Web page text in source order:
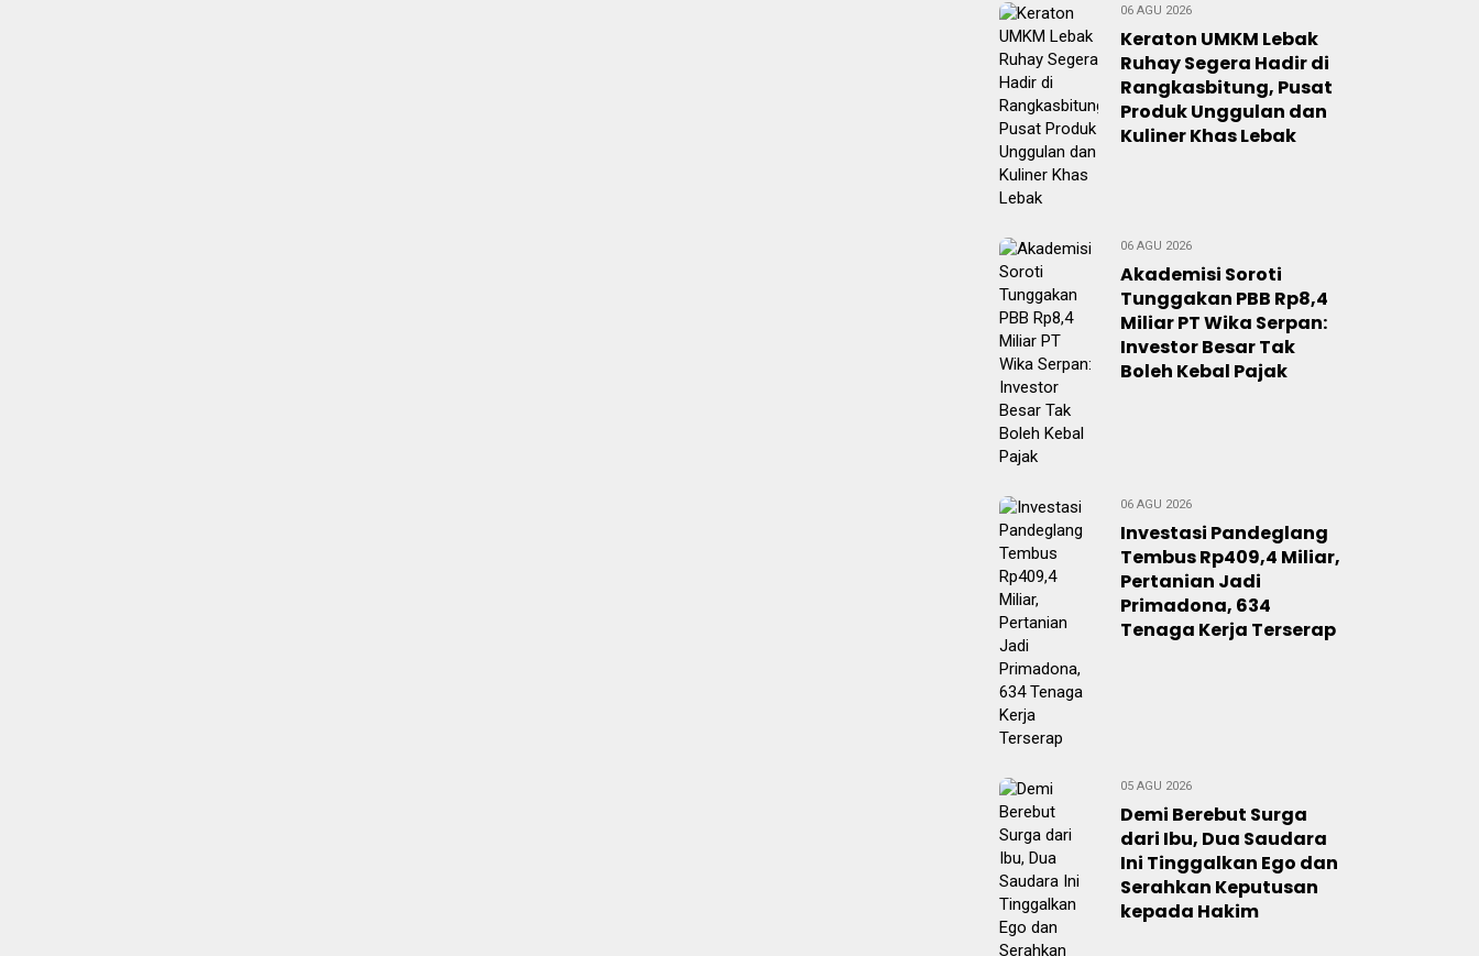
06 AGU 2026
Keraton UMKM Lebak
Ruhay Segera Hadir di
Rangkasbitung, Pusat
Produk Unggulan dan
Kuliner Khas Lebak
06 AGU 2026
Akademisi Soroti
Tunggakan PBB Rp8,4
Miliar PT Wika Serpan:
Investor Besar Tak
Boleh Kebal Pajak
06 AGU 2026
Investasi Pandeglang
Tembus Rp409,4 Miliar,
Pertanian Jadi
Primadona, 634
Tenaga Kerja Terserap
05 AGU 2026
Demi Berebut Surga
dari Ibu, Dua Saudara
Ini Tinggalkan Ego dan
Serahkan Keputusan
kepada Hakim